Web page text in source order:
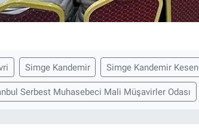
Simge Kandemir Simge Kandemir Kesen
Serbest Muhasebeci Mali Müşavirler Odası